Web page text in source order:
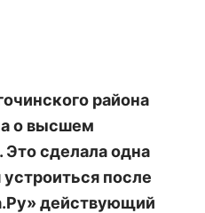
района
о высшем
Это сделала одна
после
действующий